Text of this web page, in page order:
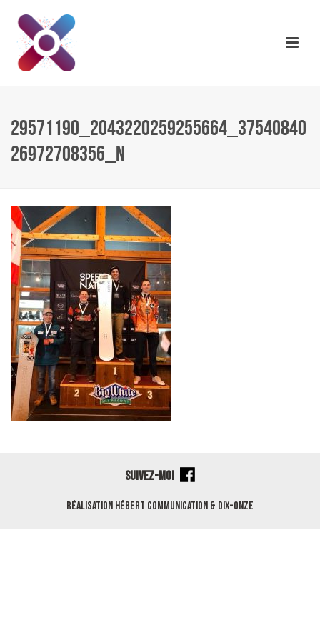
29571190_2043220259255664_37540840
26972708356_N
SUIVEZ-MOI
Réalisation Hébert Communication & Dix-Onze